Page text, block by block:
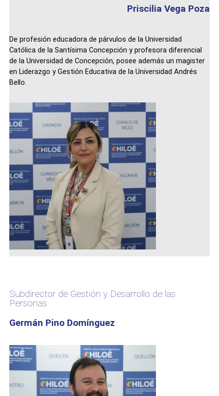
Priscilia Vega Poza
De profesión educadora de párvulos de la Universidad
Católica de la Santísima Concepción y profesora diferencial
de la Universidad de Concepción, posee además un magister
en Liderazgo y Gestión Educativa de la Universidad Andrés
Bello.
Subdirector de Gestión y Desarrollo de las
Personas
Germán Pino Domínguez